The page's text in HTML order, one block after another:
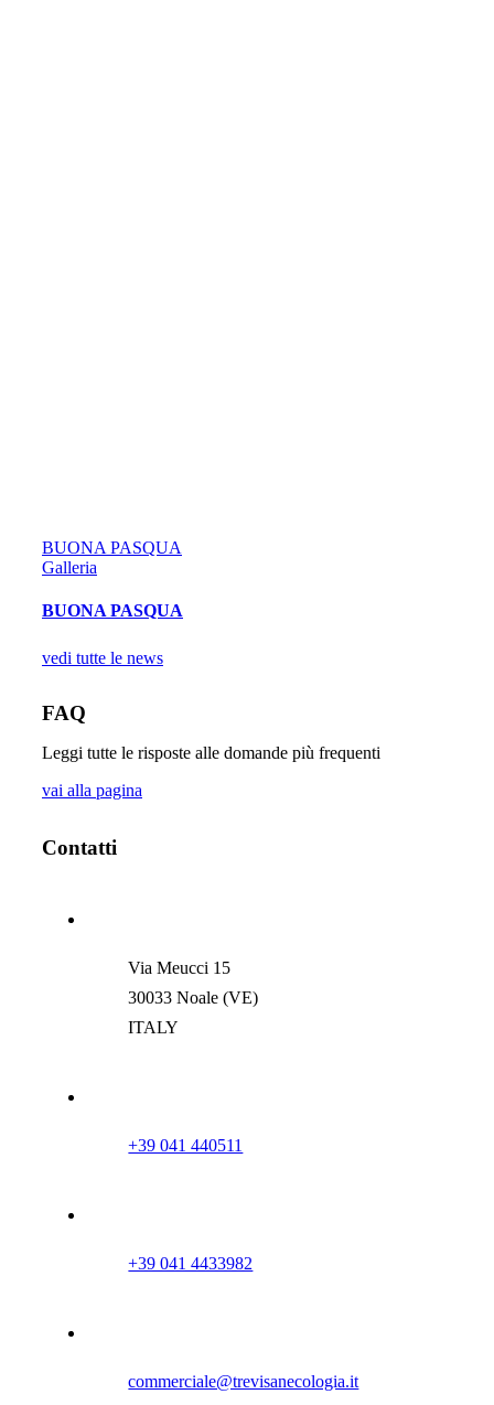
BUONA PASQUA
Galleria
BUONA PASQUA
vedi tutte le news
FAQ
Leggi tutte le risposte alle domande più frequenti
vai alla pagina
Contatti
Via Meucci 15
30033 Noale (VE)
ITALY
+39 041 440511
+39 041 4433982
commerciale@trevisanecologia.it